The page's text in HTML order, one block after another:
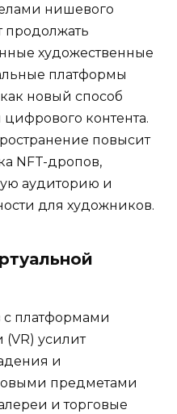
нишевого
продолжать
художественные
платформы
новый способ
контента.
повысит
NFT-дропов,
аудиторию и
для художников.
с платформами
(VR) усилит
и
предметами
и торговые